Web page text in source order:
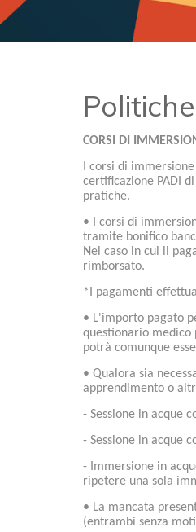
CORSI DI
I corsi di
certificazione PADI
pratiche.
• I corsi di
tramite bonifico
Nel caso in cui il
rimborsato.
*I pagamenti
• L'importo pagato
questionario medico
potrà comunque
• Qualora sia
apprendimento o
- Sessione in acque
- Sessione in acque
- Immersione in
ripetere una sola
• La mancata
(entrambi senza